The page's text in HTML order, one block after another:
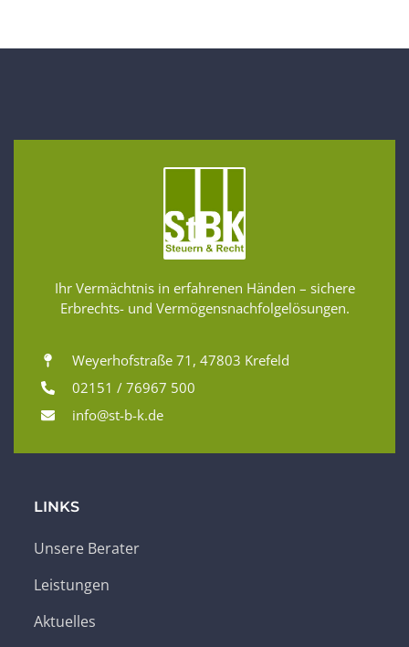
Ihr Vermächtnis in erfahrenen Händen – sichere
Erbrechts- und Vermögensnachfolgelösungen.
Weyerhofstraße 71, 47803 Krefeld
02151 / 76967 500
info@st-b-k.de
LINKS
Unsere Berater
Leistungen
Aktuelles